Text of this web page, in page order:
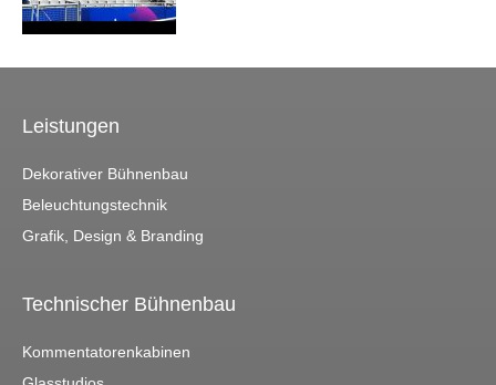
Leistungen
Dekorativer Bühnenbau
Beleuchtungstechnik
Grafik, Design & Branding
Technischer Bühnenbau
Kommentatorenkabinen